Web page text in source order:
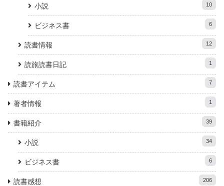
小説 10
ビジネス書 6
読書情報 12
読旅読書日記 1
読書アイテム 7
著者情報 1
書籍紹介 39
小説 34
ビジネス書 6
読書感想 206